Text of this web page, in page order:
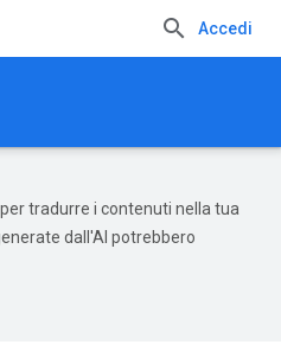
Accedi
tradurre i contenuti nella tua
dall'AI potrebbero